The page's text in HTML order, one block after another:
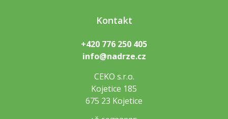
Kontakt
+420 776 250 405
info@nadrze.cz
CEKO s.r.o.
Kojetice 185
675 23 Kojetice